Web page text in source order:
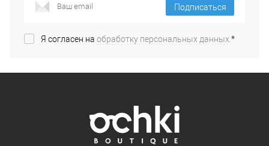
Подписаться
Я согласен на обработку персональных данных.*